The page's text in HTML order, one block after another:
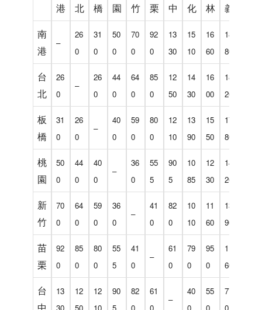
港
北
橋
園
竹
栗
中
化
林
義
南
港
–
26
0
31
0
50
0
70
0
92
0
13
30
15
10
16
60
18
80
台
北
26
0
–
26
0
44
0
64
0
85
0
12
50
14
30
16
00
18
20
板
橋
31
0
26
0
–
40
0
59
0
80
0
12
10
13
90
15
50
17
80
桃
園
50
0
44
0
40
0
–
36
0
55
5
90
5
10
85
12
30
14
20
新
竹
70
0
64
0
59
0
36
0
–
41
0
82
0
10
10
11
60
13
90
苗
栗
92
0
85
0
80
0
55
5
41
0
–
61
0
79
0
95
0
11
60
台
中
13
12
12
90
82
61
–
40
55
77